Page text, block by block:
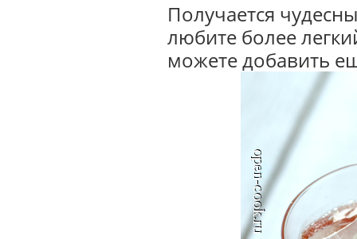
Получается
любите более
можете добавить